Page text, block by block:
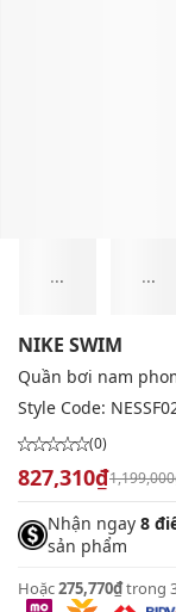
... ...
NIKE SWIM
Quần bơi nam
Style Code:
(0)
827,310₫
Nhận ngay 8
sản phẩm
Hoặc275,770₫trong